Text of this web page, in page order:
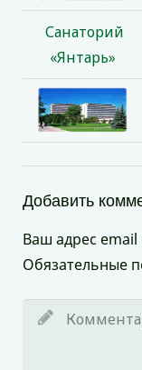
Санаторий
«Янтарь»
Добавить
Ваш адрес email
Обязательные